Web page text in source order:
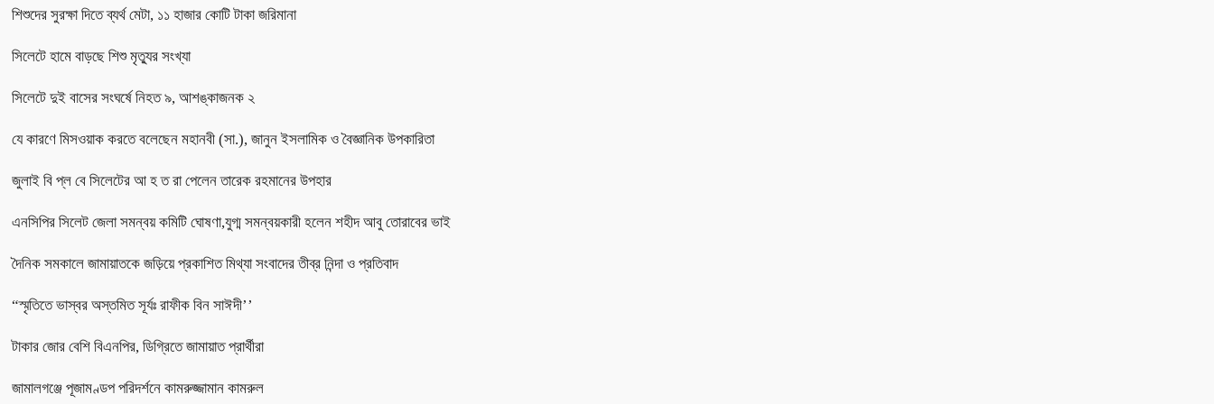
শিশুদের সুরক্ষা দিতে ব্যর্থ মেটা, ১১ হাজার কোটি টাকা জরিমানা
সিলেটে হামে বাড়ছে শিশু মৃত্যুর সংখ্যা
সিলেটে দুই বাসের সংঘর্ষে নিহত ৯, আশঙ্কাজনক ২
যে কারণে মিসওয়াক করতে বলেছেন মহানবী (সা.), জানুন ইসলামিক ও বৈজ্ঞানিক উপকারিতা
জুলাই বি প্ল বে সিলেটের আ হ ত রা পেলেন তারেক রহমানের উপহার
এনসিপির সিলেট জেলা সমন্বয় কমিটি ঘোষণা,যুগ্ম সমন্বয়কারী হলেন শহীদ আবু তোরাবের ভাই
দৈনিক সমকালে জামায়াতকে জড়িয়ে প্রকাশিত মিথ্যা সংবাদের তীব্র নিন্দা ও প্রতিবাদ
“স্মৃতিতে ভাস্বর অস্তমিত সূর্যঃ রাফীক বিন সাঈদী’’
টাকার জোর বেশি বিএনপির, ডিগ্রিতে জামায়াত প্রার্থীরা
জামালগঞ্জে পূজামণ্ডপ পরিদর্শনে কামরুজ্জামান কামরুল